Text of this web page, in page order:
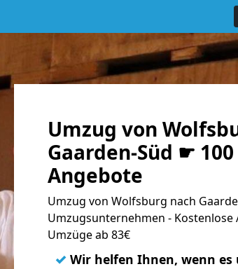
Umzug von
Gaarden-Süd ☛
Angebote
Umzug von Wolfsburg nach
Umzugsunternehmen -
Umzüge ab 83€
✓ Wir helfen Ihnen, wenn